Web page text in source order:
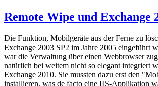
Remote Wipe und Exchange
Die Funktion, Mobilgeräte aus der Ferne zu
Exchange 2003 SP2 im Jahre 2005 eingeführt
war die Verwaltung über einen Webbrowser
natürlich bei weitem nicht so elegant integriert
Exchange 2010. Sie mussten dazu erst den
installieren, was de facto eine IIS-Applikation